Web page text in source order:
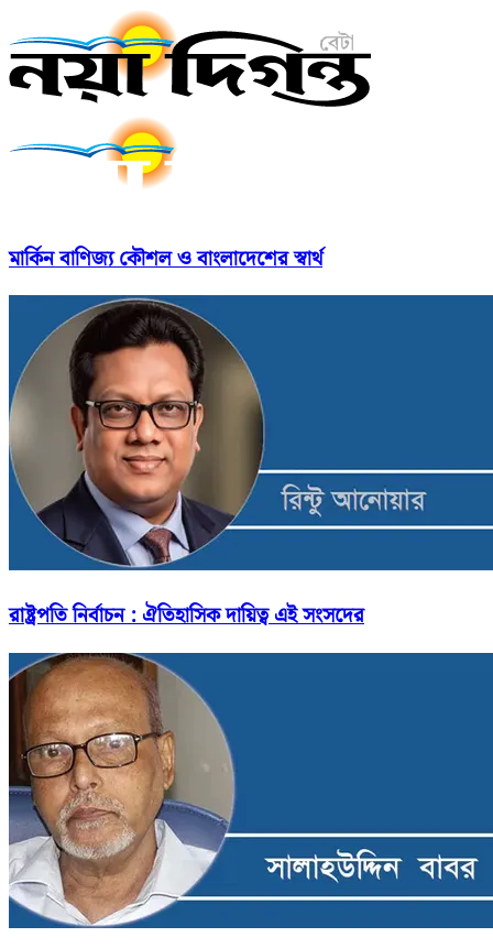
মার্কিন বাণিজ্য কৌশল ও বাংলাদেশের স্বার্থ
রাষ্ট্রপতি নির্বাচন : ঐতিহাসিক দায়িত্ব এই সংসদের